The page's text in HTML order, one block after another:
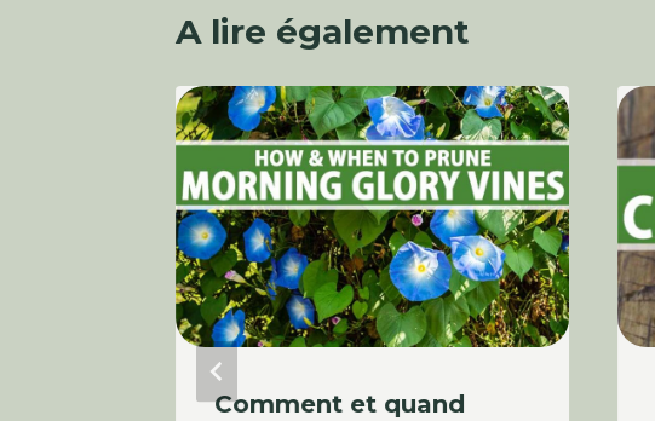
A lire également
Comment et quand